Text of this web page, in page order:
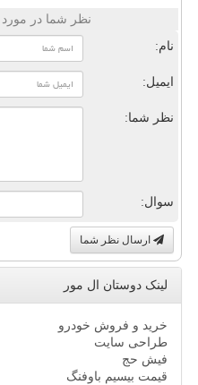
نظر شما در
نام:
ایمیل:
نظر شما:
سوال:
ارسال نظر شما
لینک دوستان ال مور
خرید و فروش خودرو
طراحی سایت
فیش حج
قیمت بیسیم باوفنگ